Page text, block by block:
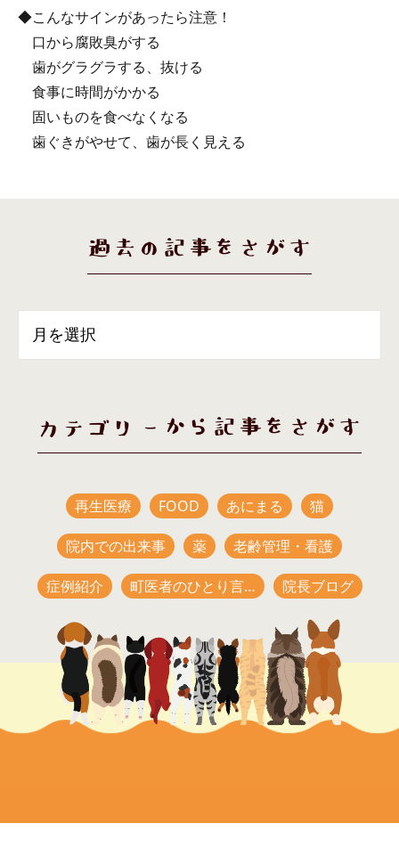
◆こんなサインがあったら注意！
口から腐敗臭がする
歯がグラグラする、抜ける
食事に時間がかかる
固いものを食べなくなる
歯ぐきがやせて、歯が長く見える
過去の記事をさがす
カテゴリーから記事をさがす
再生医療 FOOD あにまる 猫
院内での出来事 薬 老齢管理・看護
症例紹介 町医者のひとり言… 院長ブログ